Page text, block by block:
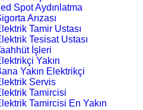
Spot Aydınlatma
Arızası
Tamir Ustası
Tesisat Ustası
İşleri
Yakın
Yakın Elektrikçi
Servis
Tamircisi
Tamircisi En Yakın